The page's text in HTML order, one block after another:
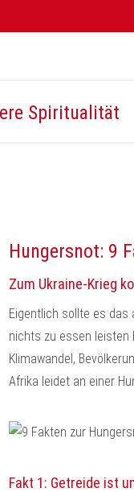
Spiritualität
Hungersnot: 9
Zum Ukraine-Krieg
Eigentlich sollte es das
nichts zu essen leisten
Klimawandel,
Afrika leidet an einer
Fakt 1: Getreide ist